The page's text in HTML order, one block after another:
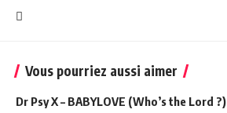
Vous pourriez aussi aimer
Dr Psy X – BABYLOVE (Who’s the Lord ?)